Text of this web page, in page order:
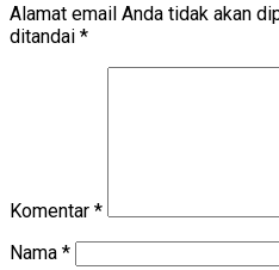
Alamat email Anda tidak akan
ditandai *
Komentar *
Nama *